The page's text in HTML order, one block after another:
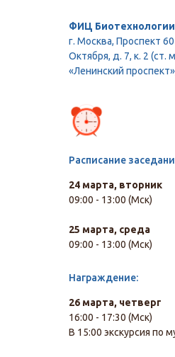
ФИЦ
г. Москва, Проспект
Октября, д. 7, к. 2 (ст.
«Ленинский
Расписание
Награждение:
24 марта, вторник
09:00 - 13:00 (Мск)
25 марта, среда
09:00 - 13:00 (Мск)
26 марта, четверг
16:00 - 17:30 (Мск)
В 15:00 экскурсия по